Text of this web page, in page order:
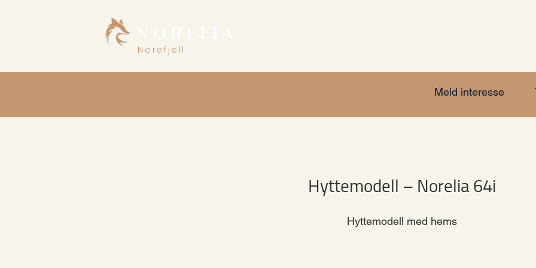
Norefjell
Meld interesse
Hyttemodell – Norelia 64i
Hyttemodell med hems